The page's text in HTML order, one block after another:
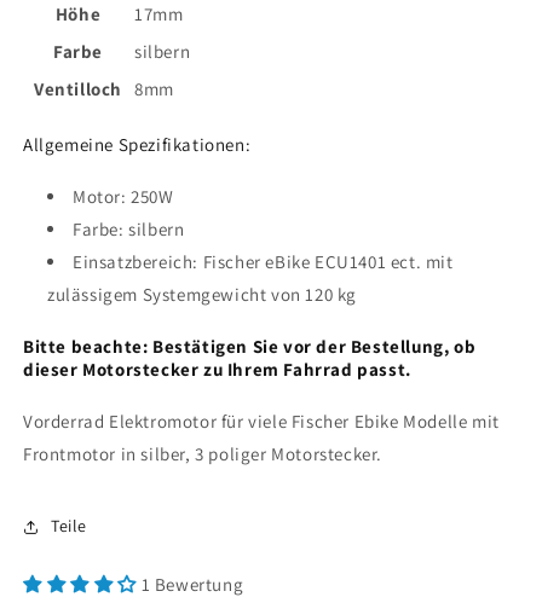
Höhe
‎17mm
Farbe
‎silbern
Ventilloch
‎8mm
Allgemeine Spezifikationen:
Motor: 250W
Farbe: silbern
Einsatzbereich: Fischer eBike ECU1401 ect. mit
zulässigem Systemgewicht von 120 kg
Bitte beachte: Bestätigen Sie vor der Bestellung, ob
dieser Motorstecker zu Ihrem Fahrrad passt.
Vorderrad Elektromotor für viele Fischer Ebike Modelle mit
Frontmotor in silber, 3 poliger Motorstecker.
Teile
1 Bewertung